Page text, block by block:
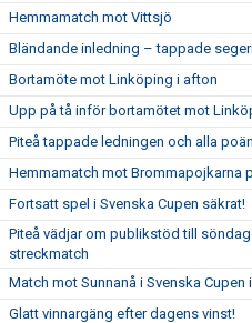
Hemmamatch mot Vittsjö
Bländande inledning – tappade
Bortamöte mot Linköping i afton
Upp på tå inför bortamötet mot
Piteå tappade ledningen och alla
Hemmamatch mot Brommapojkarna
Fortsatt spel i Svenska Cupen säkrat!
Piteå vädjar om publikstöd till
streckmatch
Match mot Sunnanå i Svenska Cupen
Glatt vinnargäng efter dagens vinst!